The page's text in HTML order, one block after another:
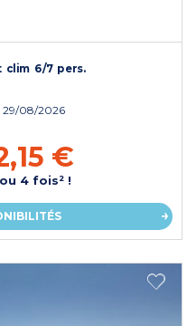
clim 6/7 pers.
29/08/2026
€
4 fois² !